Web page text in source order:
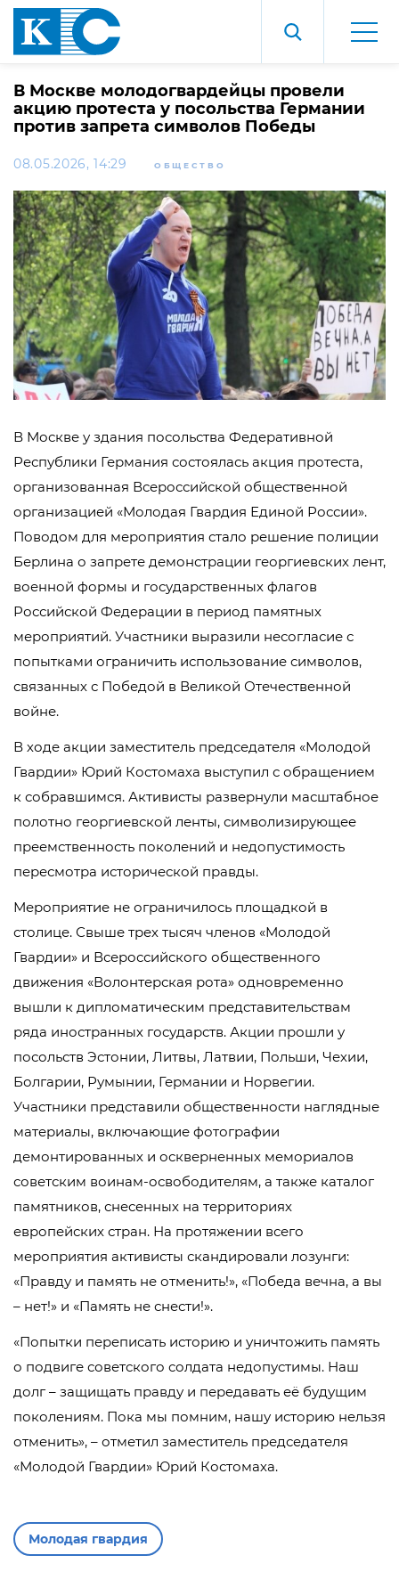
В Москве молодогвардейцы провели
акцию протеста у посольства Германии
против запрета символов Победы
08.05.2026, 14:29 ОБЩЕСТВО
В Москве у здания посольства Федеративной
Республики Германия состоялась акция протеста,
организованная Всероссийской общественной
организацией «Молодая Гвардия Единой России».
Поводом для мероприятия стало решение полиции
Берлина о запрете демонстрации георгиевских лент,
военной формы и государственных флагов
Российской Федерации в период памятных
мероприятий. Участники выразили несогласие с
попытками ограничить использование символов,
связанных с Победой в Великой Отечественной
войне.
В ходе акции заместитель председателя «Молодой
Гвардии» Юрий Костомаха выступил с обращением
к собравшимся. Активисты развернули масштабное
полотно георгиевской ленты, символизирующее
преемственность поколений и недопустимость
пересмотра исторической правды.
Мероприятие не ограничилось площадкой в
столице. Свыше трех тысяч членов «Молодой
Гвардии» и Всероссийского общественного
движения «Волонтерская рота» одновременно
вышли к дипломатическим представительствам
ряда иностранных государств. Акции прошли у
посольств Эстонии, Литвы, Латвии, Польши, Чехии,
Болгарии, Румынии, Германии и Норвегии.
Участники представили общественности наглядные
материалы, включающие фотографии
демонтированных и оскверненных мемориалов
советским воинам-освободителям, а также каталог
памятников, снесенных на территориях
европейских стран. На протяжении всего
мероприятия активисты скандировали лозунги:
«Правду и память не отменить!», «Победа вечна, а вы
– нет!» и «Память не снести!».
«Попытки переписать историю и уничтожить память
о подвиге советского солдата недопустимы. Наш
долг – защищать правду и передавать её будущим
поколениям. Пока мы помним, нашу историю нельзя
отменить», – отметил заместитель председателя
«Молодой Гвардии» Юрий Костомаха.
Молодая гвардия